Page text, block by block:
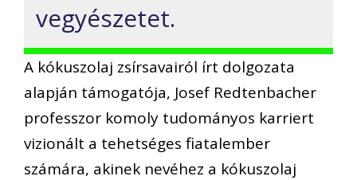
vegyészetet.
A kókuszolaj zsírsavairól írt dolgozata
alapján támogatója, Josef Redtenbacher
professzor komoly tudományos karriert
vizionált a tehetséges fiatalember
számára, akinek nevéhez a kókuszolaj